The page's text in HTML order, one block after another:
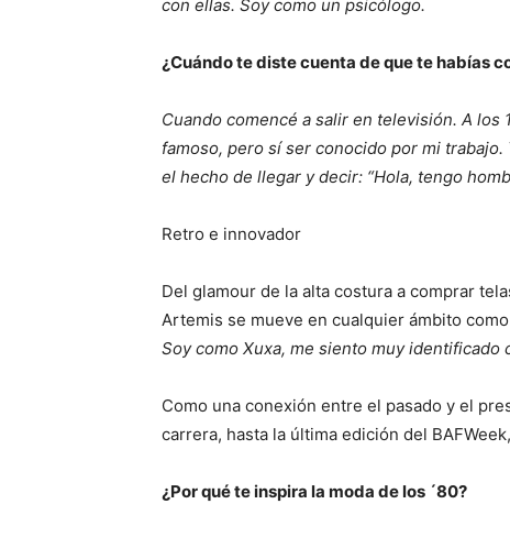
con ellas. Soy como un psicólogo.
¿Cuándo te diste cuenta de que te habías
Cuando comencé a salir en televisión. A
famoso, pero sí ser conocido por mi
el hecho de llegar y decir: “Hola, tengo
Retro e innovador
Del glamour de la alta costura a comprar
Artemis se mueve en cualquier ámbito
Soy como Xuxa, me siento muy identificado
Como una conexión entre el pasado y el
carrera, hasta la última edición del
¿Por qué te inspira la moda de los ´80?